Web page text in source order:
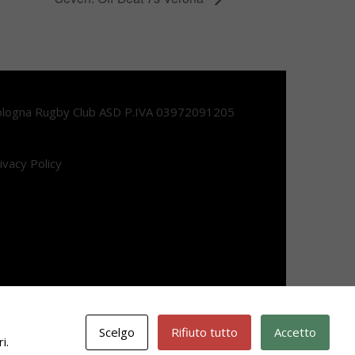
Rugby Club ASD P.IVA 03972091205
Policy
Scelgo Rifiuto tutto Accetto